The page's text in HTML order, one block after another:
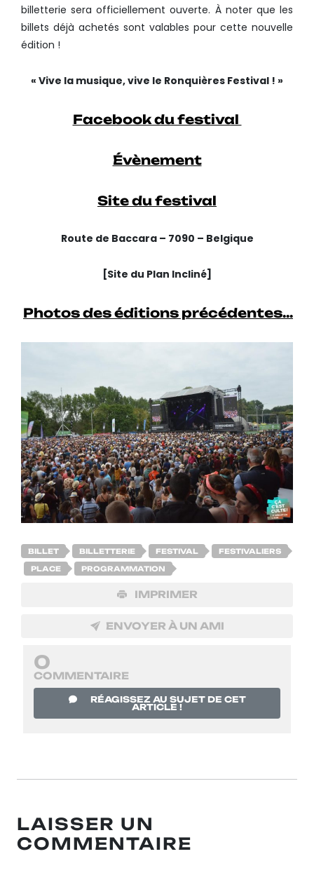
billetterie sera officiellement ouverte. À noter que les
billets déjà achetés sont valables pour cette nouvelle
édition !
« Vive la musique, vive le Ronquières Festival ! »
Facebook du festival
Évènement
Site du festival
Route de Baccara – 7090 – Belgique
[Site du Plan Incliné]
Photos des éditions précédentes…
BILLET BILLETTERIE FESTIVAL FESTIVALIERS
PLACE PROGRAMMATION
IMPRIMER
ENVOYER À UN AMI
0
COMMENTAIRE
RÉAGISSEZ AU SUJET DE CET
ARTICLE !
LAISSER UN
COMMENTAIRE